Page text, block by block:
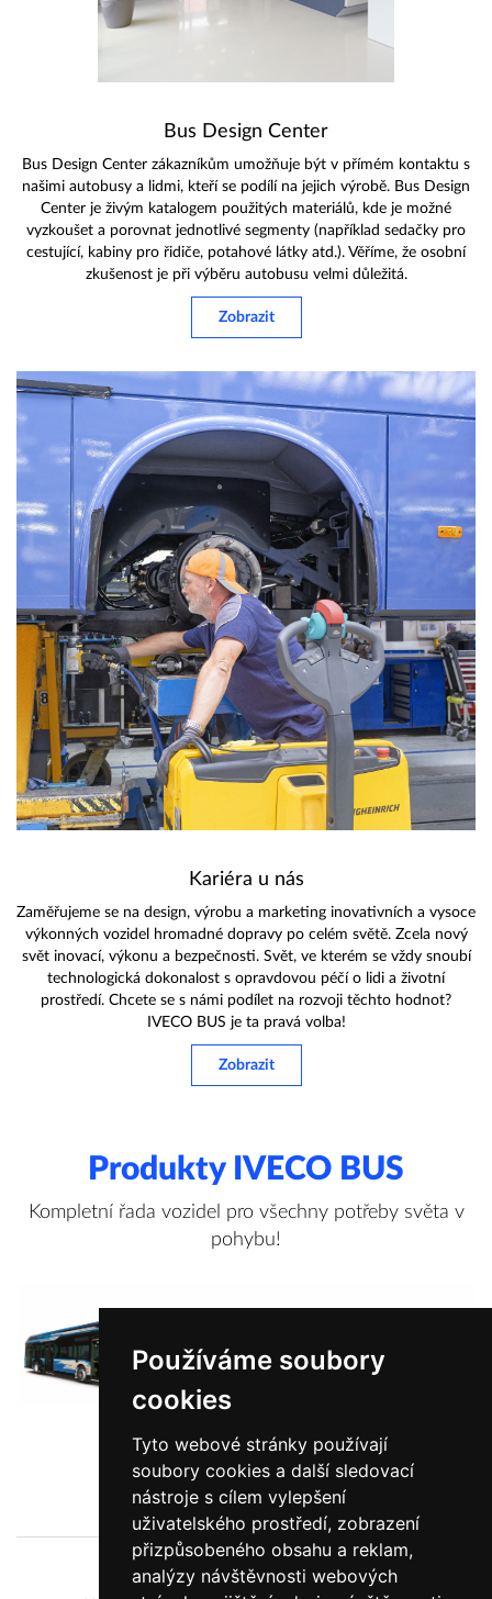
Používáme soubory
cookies
Tyto webové stránky používají
soubory cookies a další sledovací
nástroje s cílem vylepšení
uživatelského prostředí, zobrazení
přizpůsobeného obsahu a reklam,
analýzy návštěvnosti webových
Bus Design Center
Bus Design Center zákazníkům umožňuje být v přímém kontaktu s
našimi autobusy a lidmi, kteří se podílí na jejich výrobě. Bus Design
Center je živým katalogem použitých materiálů, kde je možné
vyzkoušet a porovnat jednotlivé segmenty (například sedačky pro
cestující, kabiny pro řidiče, potahové látky atd.). Věříme, že osobní
zkušenost je při výběru autobusu velmi důležitá.
Zobrazit
Kariéra u nás
Zaměřujeme se na design, výrobu a marketing inovativních a vysoce
výkonných vozidel hromadné dopravy po celém světě. Zcela nový
svět inovací, výkonu a bezpečnosti. Svět, ve kterém se vždy snoubí
technologická dokonalost s opravdovou péčí o lidi a životní
prostředí. Chcete se s námi podílet na rozvoji těchto hodnot?
IVECO BUS je ta pravá volba!
Zobrazit
Produkty IVECO BUS
Kompletní řada vozidel pro všechny potřeby světa v
pohybu!
Zobrazit více informací
O nás Novinky